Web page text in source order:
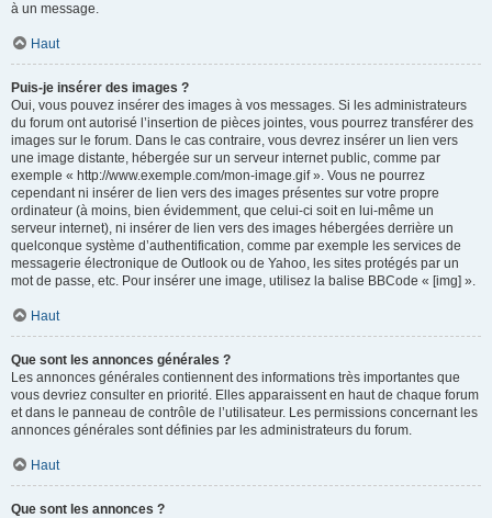
à un message.
Haut
Puis-je insérer des images ?
Oui, vous pouvez insérer des images à vos messages. Si les administrateurs
du forum ont autorisé l’insertion de pièces jointes, vous pourrez transférer des
images sur le forum. Dans le cas contraire, vous devrez insérer un lien vers
une image distante, hébergée sur un serveur internet public, comme par
exemple « http://www.exemple.com/mon-image.gif ». Vous ne pourrez
cependant ni insérer de lien vers des images présentes sur votre propre
ordinateur (à moins, bien évidemment, que celui-ci soit en lui-même un
serveur internet), ni insérer de lien vers des images hébergées derrière un
quelconque système d’authentification, comme par exemple les services de
messagerie électronique de Outlook ou de Yahoo, les sites protégés par un
mot de passe, etc. Pour insérer une image, utilisez la balise BBCode « [img] ».
Haut
Que sont les annonces générales ?
Les annonces générales contiennent des informations très importantes que
vous devriez consulter en priorité. Elles apparaissent en haut de chaque forum
et dans le panneau de contrôle de l’utilisateur. Les permissions concernant les
annonces générales sont définies par les administrateurs du forum.
Haut
Que sont les annonces ?